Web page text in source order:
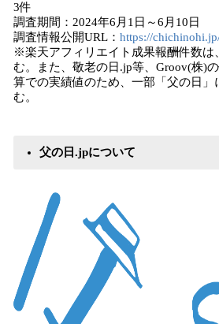
3件
調査期間：2024年6月1日～6月10日
調査情報公開URL： https://
※楽天アフィリエイト成果報酬件数は
む。また、敬老の日.jp等、Groov(株)
算での実績値のため、一部「父の日」
む。
父の日.jpについて